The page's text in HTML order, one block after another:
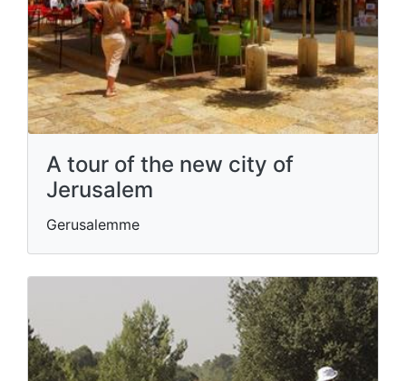
A tour of the new city of
Jerusalem
Gerusalemme